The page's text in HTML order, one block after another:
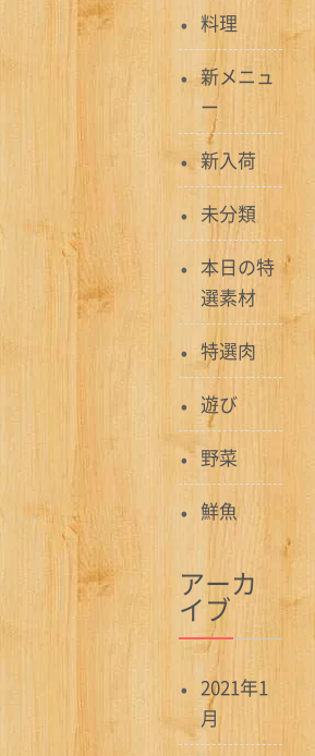
料理
新メニュ
ー
新入荷
未分類
本日の特
選素材
特選肉
遊び
野菜
鮮魚
アーカ
イブ
2021年1
月